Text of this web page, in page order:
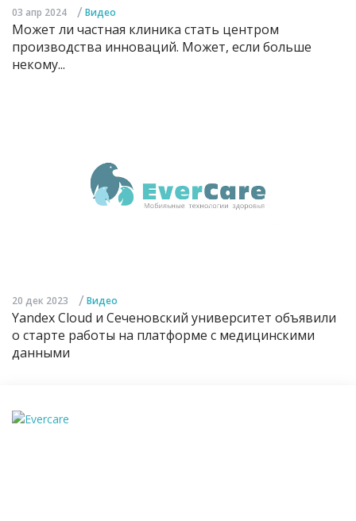
03 апр 2024 / Видео
Может ли частная клиника стать центром
производства инноваций. Может, если больше
некому...
20 дек 2023 / Видео
Yandex Cloud и Сеченовский университет объявили
о старте работы на платформе с медицинскими
данными